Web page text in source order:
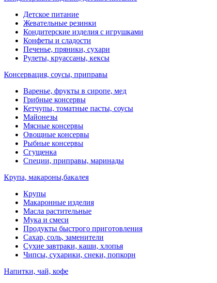
Детское питание
Жевательные резинки
Кондитерские изделия с игрушками
Конфеты и сладости
Печенье, пряники, сухари
Рулеты, круассаны, кексы
Консервация, соусы, приправы
Варенье, фрукты в сиропе, мед
Грибные консервы
Кетчупы, томатные пасты, соусы
Майонезы
Мясные консервы
Овощные консервы
Рыбные консервы
Сгущенка
Специи, приправы, маринады
Крупа, макароны,бакалея
Крупы
Макаронные изделия
Масла растительные
Мука и смеси
Продукты быстрого приготовления
Сахар, соль, заменители
Сухие завтраки, каши, хлопья
Чипсы, сухарики, снеки, попкорн
Напитки, чай, кофе